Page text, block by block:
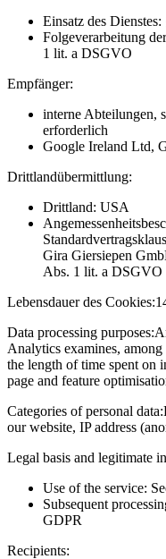
Einsatz des
Folgeverarbeitung
1 lit. a DSGVO
Empfänger:
interne Abteilungen,
erforderlich
Google Ireland Ltd,
Drittlandübermittlung:
Drittland: USA
Gira Giersiepen
Abs. 1 lit. a DSGVO
Lebensdauer des Cookies:
Data processing purposes:
Analytics examines,
the length of time spent on
page and feature
Categories of personal data:
our website, IP address
Legal basis and legitimate
Use of the service:
Subsequent
GDPR
Recipients: